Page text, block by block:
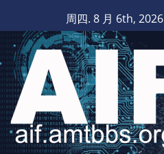
至
内
容
周四. 8 月 6th, 2026